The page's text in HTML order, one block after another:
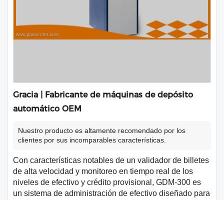
Gracia | Fabricante de máquinas de depósito
automático OEM
Nuestro producto es altamente recomendado por los
clientes por sus incomparables características.
Con características notables de un validador de billetes
de alta velocidad y monitoreo en tiempo real de los
niveles de efectivo y crédito provisional, GDM-300 es
un sistema de administración de efectivo diseñado para